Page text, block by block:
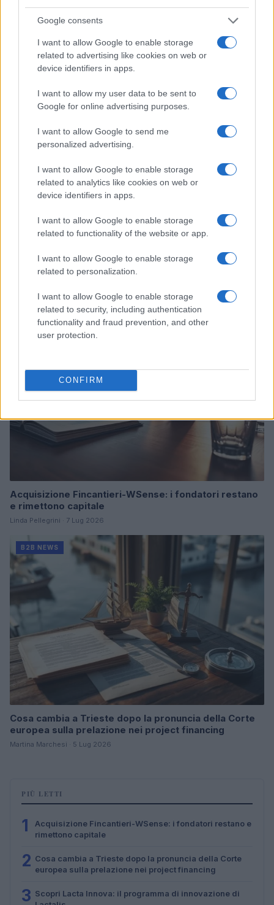
Google consents
I want to allow Google to enable storage
related to advertising like cookies on web or
device identifiers in apps.
I want to allow my user data to be sent to
Google for online advertising purposes.
I want to allow Google to send me
personalized advertising.
I want to allow Google to enable storage
related to analytics like cookies on web or
device identifiers in apps.
I want to allow Google to enable storage
related to functionality of the website or app.
I want to allow Google to enable storage
related to personalization.
I want to allow Google to enable storage
related to security, including authentication
functionality and fraud prevention, and other
user protection.
CONFIRM
Continua a leggere
B2B NEWS
Ripensare le tecnologie umanitarie oltre i criteri dei
Martina Marchesi · 10 Lug 2026
B2B NEWS
Acquisizione Fincantieri-WSense: i fondatori restano
e rimettono capitale
Linda Pellegrini · 7 Lug 2026
B2B NEWS
Cosa cambia a Trieste dopo la pronuncia della Corte
europea sulla prelazione nei project financing
Martina Marchesi · 5 Lug 2026
PIÙ LETTI
1
Acquisizione Fincantieri-WSense: i fondatori restano e
rimettono capitale
2 Cosa cambia a Trieste dopo la pronuncia della Corte
europea sulla prelazione nei project financing
3 Scopri Lacta Innova: il programma di innovazione di